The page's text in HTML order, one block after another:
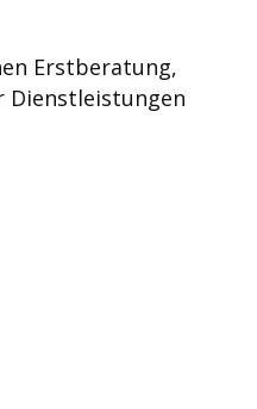
Erstberatung,
Dienstleistungen